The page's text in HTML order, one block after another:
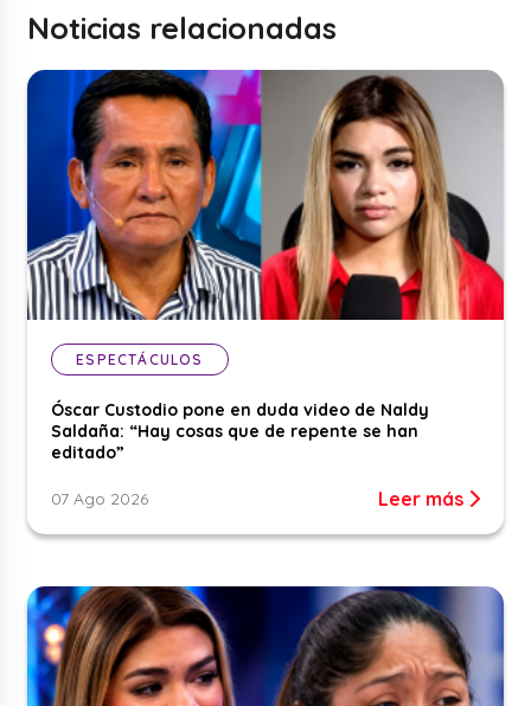
Noticias relacionadas
ESPECTÁCULOS
Óscar Custodio pone en duda video de Naldy
Saldaña: “Hay cosas que de repente se han
editado”
07 Ago 2026 Leer más